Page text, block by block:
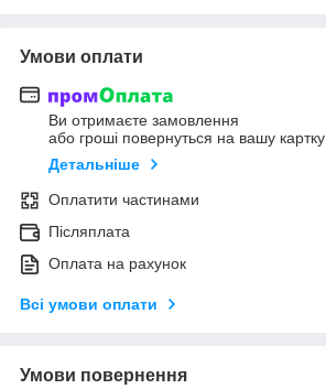
Умови оплати
Ви отримаєте замовлення
або гроші повернуться на вашу картку
Детальніше
Оплатити частинами
Післяплата
Оплата на рахунок
Всі умови оплати
Умови повернення